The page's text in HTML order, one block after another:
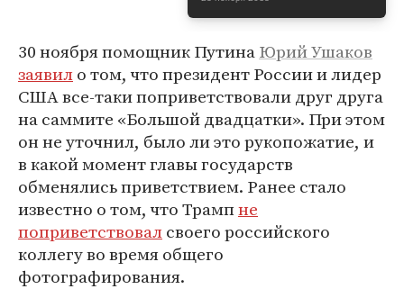
30 ноября помощник ПутинаЮрий Ушаков
заявило том, что президент России и лидер
США все-таки поприветствовали друг друга
на саммите «Большой двадцатки». При этом
он не уточнил, было ли это рукопожатие, и
в какой момент главы государств
обменялись приветствием. Ранее стало
известно о том, что Трампне
поприветствовалсвоего российского
коллегу во время общего
фотографирования.